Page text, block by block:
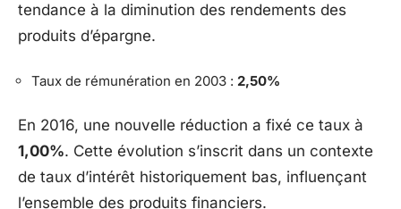
tendance à la diminution des rendements des
produits d’épargne.
Taux de rémunération en 2003 : 2,50%
En 2016, une nouvelle réduction a fixé ce taux à
1,00%. Cette évolution s’inscrit dans un contexte
de taux d’intérêt historiquement bas, influençant
l’ensemble des produits financiers.